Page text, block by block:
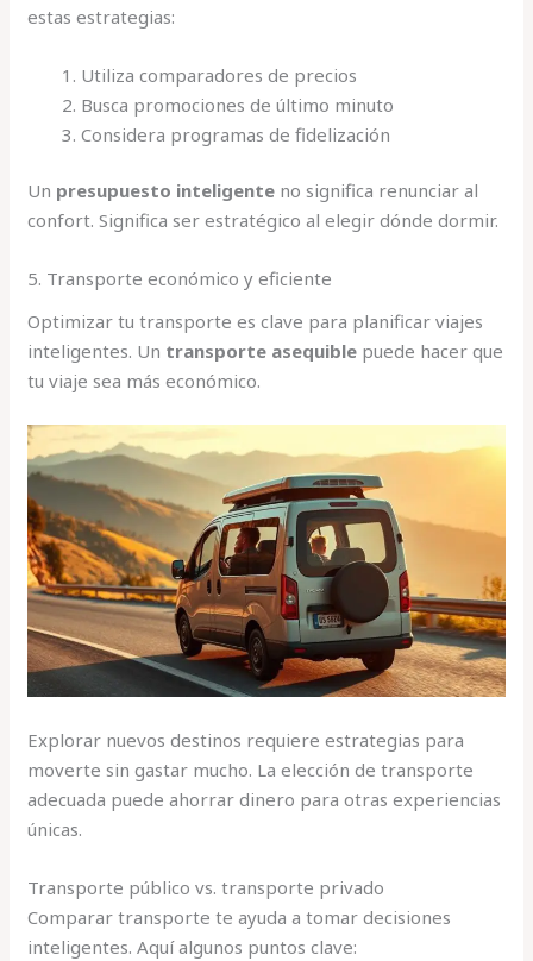
estas estrategias:
Utiliza comparadores de precios
Busca promociones de último minuto
Considera programas de fidelización
Un presupuesto inteligente no significa renunciar al
confort. Significa ser estratégico al elegir dónde dormir.
5. Transporte económico y eficiente
Optimizar tu transporte es clave para planificar viajes
inteligentes. Un transporte asequible puede hacer que
tu viaje sea más económico.
Explorar nuevos destinos requiere estrategias para
moverte sin gastar mucho. La elección de transporte
adecuada puede ahorrar dinero para otras experiencias
únicas.
Transporte público vs. transporte privado
Comparar transporte te ayuda a tomar decisiones
inteligentes. Aquí algunos puntos clave: